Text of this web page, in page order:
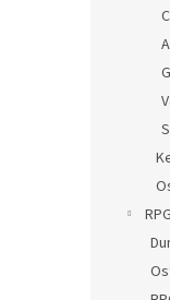
RPG